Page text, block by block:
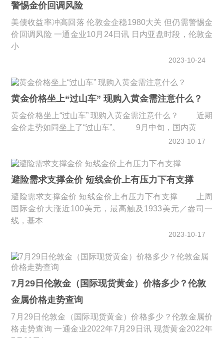
警惕金价回调风险
美债收益率冲高回落 伦敦金企稳1980大关 但仍需警惕金
价回调风险 一通金业10月24日讯 日内亚盘时段，伦敦金
小
2023-10-24
黄金价格坐上“过山车” 现购入黄金需注意什么？
黄金价格坐上“过山车” 现购入黄金需注意什么？ 近期
金价走势如同坐上了“过山车”。 9月中旬，国内黄
2023-10-17
避险需求支撑金价 短线金价上有压力下有支撑
避险需求支撑金价 短线金价上有压力下有支撑 上周
国际金价大涨近100美元，最高触及1933美元／盎司一
线，基本
2023-10-17
7月29日伦敦金（国际现货黄金）价格多少？伦敦
金属价格走势查询
7月29日伦敦金（国际现货黄金）价格多少？伦敦金属价
格走势查询 一通金业2022年7月29日讯 现货黄金2022年